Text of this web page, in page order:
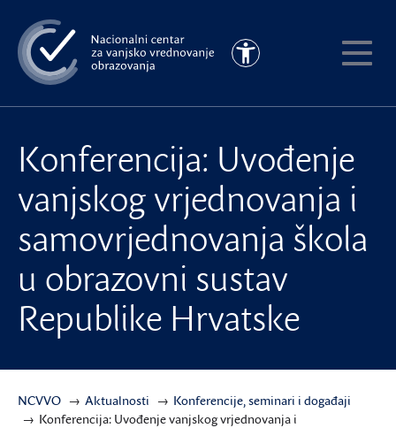
na
glavni
sadržaj
Pristupačnost
Konferencija: Uvođenje
vanjskog vrjednovanja i
samovrjednovanja škola
u obrazovni sustav
Republike Hrvatske
NCVVO Aktualnosti
Konferencije, seminari i događaji
Konferencija: Uvođenje vanjskog vrjednovanja i